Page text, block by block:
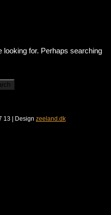
looking for. Perhaps searching
13 | Design zeeland.dk